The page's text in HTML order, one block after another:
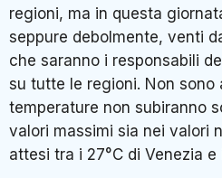
regioni, ma in questa
seppure debolmente, venti
che saranno i responsabili
su tutte le regioni. Non sono
temperature non subiranno
valori massimi sia nei valori
attesi tra i 27°C di Venezia e